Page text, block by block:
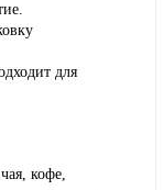
для
кофе,